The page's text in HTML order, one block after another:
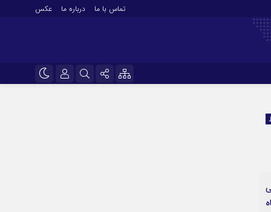
تماس با ما درباره ما عکس